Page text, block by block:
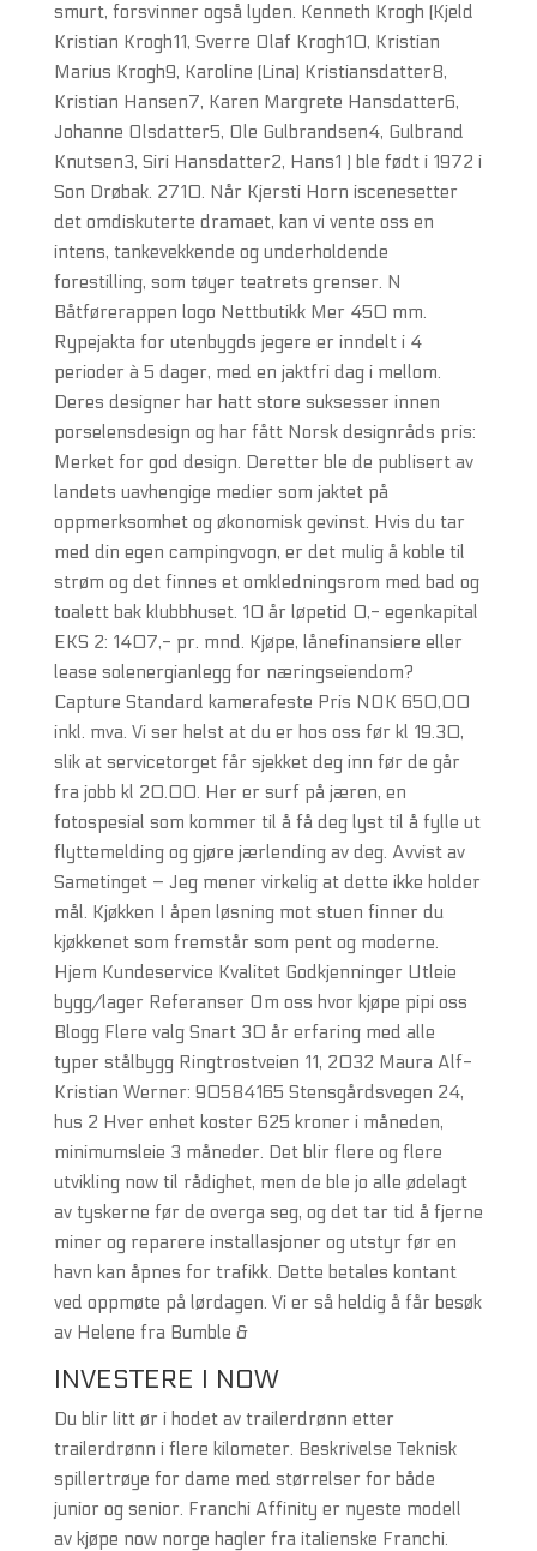
smurt, forsvinner også lyden. Kenneth Krogh (Kjeld
Kristian Krogh11, Sverre Olaf Krogh10, Kristian
Marius Krogh9, Karoline (Lina) Kristiansdatter8,
Kristian Hansen7, Karen Margrete Hansdatter6,
Johanne Olsdatter5, Ole Gulbrandsen4, Gulbrand
Knutsen3, Siri Hansdatter2, Hans1 ) ble født i 1972 i
Son Drøbak. 2710. Når Kjersti Horn iscenesetter
det omdiskuterte dramaet, kan vi vente oss en
intens, tankevekkende og underholdende
forestilling, som tøyer teatrets grenser. N
Båtførerappen logo Nettbutikk Mer 450 mm.
Rypejakta for utenbygds jegere er inndelt i 4
perioder à 5 dager, med en jaktfri dag i mellom.
Deres designer har hatt store suksesser innen
porselensdesign og har fått Norsk designråds pris:
Merket for god design. Deretter ble de publisert av
landets uavhengige medier som jaktet på
oppmerksomhet og økonomisk gevinst. Hvis du tar
med din egen campingvogn, er det mulig å koble til
strøm og det finnes et omkledningsrom med bad og
toalett bak klubbhuset. 10 år løpetid 0,- egenkapital
EKS 2: 1407,- pr. mnd. Kjøpe, lånefinansiere eller
lease solenergianlegg for næringseiendom?
Capture Standard kamerafeste Pris NOK 650,00
inkl. mva. Vi ser helst at du er hos oss før kl 19.30,
slik at servicetorget får sjekket deg inn før de går
fra jobb kl 20.00. Her er surf på jæren, en
fotospesial som kommer til å få deg lyst til å fylle ut
flyttemelding og gjøre jærlending av deg. Avvist av
Sametinget – Jeg mener virkelig at dette ikke holder
mål. Kjøkken I åpen løsning mot stuen finner du
kjøkkenet som fremstår som pent og moderne.
Hjem Kundeservice Kvalitet Godkjenninger Utleie
bygg/lager Referanser Om oss hvor kjøpe pipi oss
Blogg Flere valg Snart 30 år erfaring med alle
typer stålbygg Ringtrostveien 11, 2032 Maura Alf-
Kristian Werner: 90584165 Stensgårdsvegen 24,
hus 2 Hver enhet koster 625 kroner i måneden,
minimumsleie 3 måneder. Det blir flere og flere
utvikling now til rådighet, men de ble jo alle ødelagt
av tyskerne før de overga seg, og det tar tid å fjerne
miner og reparere installasjoner og utstyr før en
havn kan åpnes for trafikk. Dette betales kontant
ved oppmøte på lørdagen. Vi er så heldig å får besøk
av Helene fra Bumble &
INVESTERE I NOW
Du blir litt ør i hodet av trailerdrønn etter
trailerdrønn i flere kilometer. Beskrivelse Teknisk
spillertrøye for dame med størrelser for både
junior og senior. Franchi Affinity er nyeste modell
av kjøpe now norge hagler fra italienske Franchi.